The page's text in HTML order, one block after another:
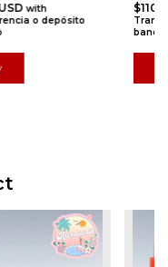
with
o depósito